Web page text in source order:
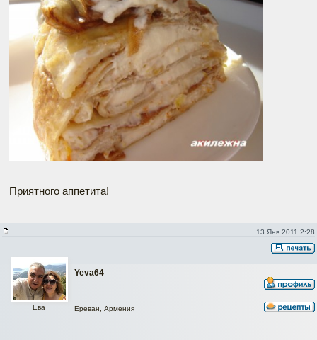
Приятного аппетита!
13 Янв 2011 2:28
Yeva64
Ева Ереван, Армения